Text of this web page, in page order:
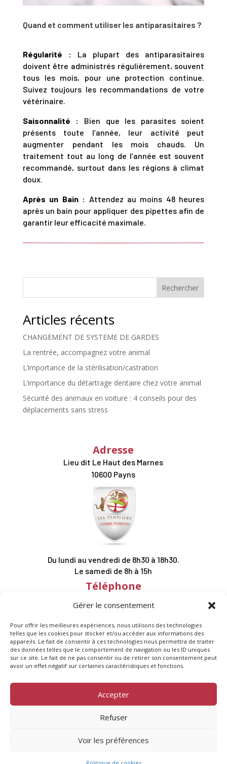
Gérer le consentement
Pour offrir les meilleures expériences, nous utilisons des technologies
telles que les cookies pour stocker et/ou accéder aux informations des
appareils. Le fait de consentir à ces technologies nous permettra de traiter
des données telles que le comportement de navigation ou les ID uniques
sur ce site. Le fait de ne pas consentir ou de retirer son consentement peut
avoir un effet négatif sur certaines caractéristiques et fonctions.
Accepter
Refuser
Voir les préférences
Quand et comment utiliser les antiparasitaires ?
Régularité : La plupart des antiparasitaires
doivent être administrés régulièrement, souvent
tous les mois, pour une protection continue.
Suivez toujours les recommandations de votre
vétérinaire.
Saisonnalité : Bien que les parasites soient
présents toute l’année, leur activité peut
augmenter pendant les mois chauds. Un
traitement tout au long de l’année est souvent
recommandé, surtout dans les régions à climat
doux.
Après un Bain : Attendez au moins 48 heures
après un bain pour appliquer des pipettes afin de
garantir leur efficacité maximale.
Rechercher
Articles récents
CHANGEMENT DE SYSTEME DE GARDES
La rentrée, accompagnez votre animal
L’importance de la stérilisation/castration
L’importance du détartrage dentaire chez votre animal
Sécurité des animaux en voiture : 4 conseils pour des
déplacements sans stress
Adresse
Lieu dit Le Haut des Marnes
10600 Payns
Du lundi au vendredi de 8h30 à 18h30.
Le samedi de 8h à 15h
Téléphone
Copyright © 2025 | All Right Reserved